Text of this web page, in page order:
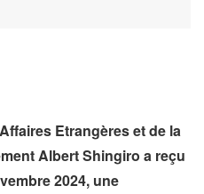
Etrangères et de la
Albert Shingiro a reçu
2024, une